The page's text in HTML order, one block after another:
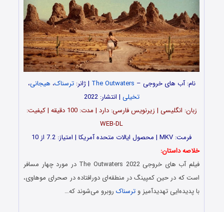
نام: آب های خروجی – The Outwaters | ژانر:ترسناک، هیجانی،
تخیلی | انتشار: 2022
زبان: انگلیسی | زیرنویس فارسی: دارد | مدت: 100 دقیقه | کیفیت:
WEB-DL
فرمت: MKV | محصول ایالات متحده آمریکا | امتیاز: 7.2 از 10
خلاصه داستان:
فیلم آب های خروجی The Outwaters 2022 در مورد چهار مسافر
است که در حین کمپینگ در منطقه‌ای دورافتاده در صحرای موهاوی،
با پدیده‌ایی تهدیدآمیز وترسناک روبرو می‌شوند که…